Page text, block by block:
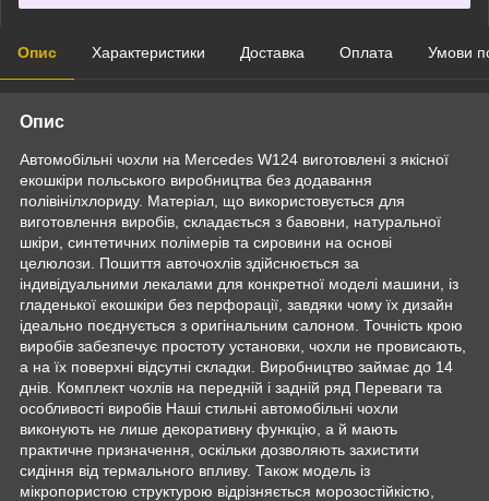
Опис Характеристики Доставка Оплата Умови
Опис
Автомобільні чохли на Mercedes W124 виготовлені з якісної
екошкіри польського виробництва без додавання
полівінілхлориду. Матеріал, що використовується для
виготовлення виробів, складається з бавовни, натуральної
шкіри, синтетичних полімерів та сировини на основі
целюлози. Пошиття авточохлів здійснюється за
індивідуальними лекалами для конкретної моделі машини, із
гладенької екошкіри без перфорації, завдяки чому їх дизайн
ідеально поєднується з оригінальним салоном. Точність крою
виробів забезпечує простоту установки, чохли не провисають,
а на їх поверхні відсутні складки. Виробництво займає до 14
днів. Комплект чохлів на передній і задній ряд Переваги та
особливості виробів Наші стильні автомобільні чохли
виконують не лише декоративну функцію, а й мають
практичне призначення, оскільки дозволяють захистити
сидіння від термального впливу. Також модель із
мікропористою структурою відрізняється морозостійкістю,